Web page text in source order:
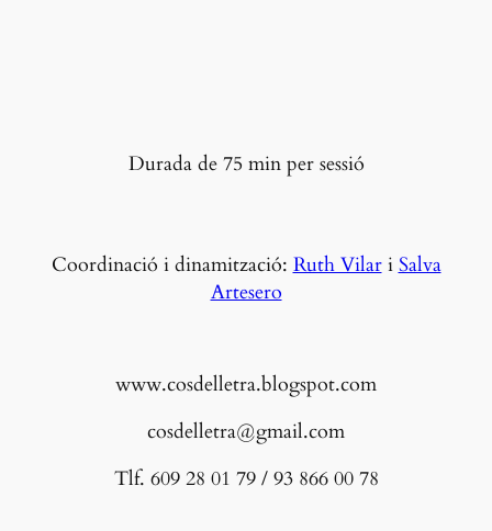
Durada de 75 min per sessió
Coordinació i dinamització:Ruth VilariSalva
Artesero
www.cosdelletra.blogspot.com
cosdelletra@gmail.com
Tlf. 609 28 01 79 / 93 866 00 78